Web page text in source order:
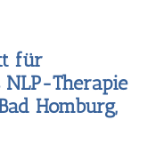
für
Therapie
Homburg,